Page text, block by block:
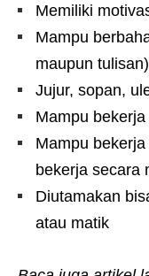
Memiliki
Mampu
maupun tulisan)
Jujur, sopan,
Mampu
Mampu
bekerja secara
Diutamakan
atau matik